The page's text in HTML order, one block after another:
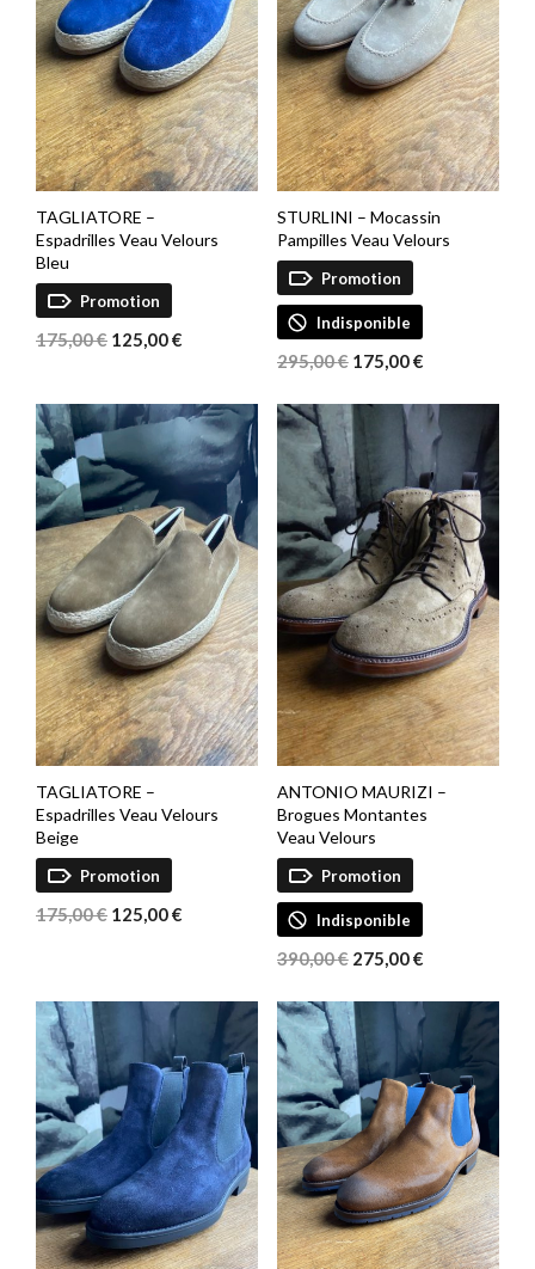
TAGLIATORE –
Espadrilles Veau Velours
Bleu
Promotion
175,00€ Le
était :
175,00 €.
125,00€
est :
125,00 €.
STURLINI – Mocassin
Pampilles Veau Velours
Promotion
Indisponible
295,00€ Le
initial
295,00 €.
175,00€Le
actuel
est :
175,00 €.
TAGLIATORE –
Espadrilles Veau Velours
Beige
Promotion
175,00€ Le
175,00 €.
125,00€
125,00 €.
ANTONIO MAURIZI –
Brogues Montantes
Veau Velours
Promotion
Indisponible
390,00€ Le
initial
était :
390,00 €.
275,00€Le
actuel
est :
275,00 €.